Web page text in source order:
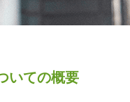
いての概要